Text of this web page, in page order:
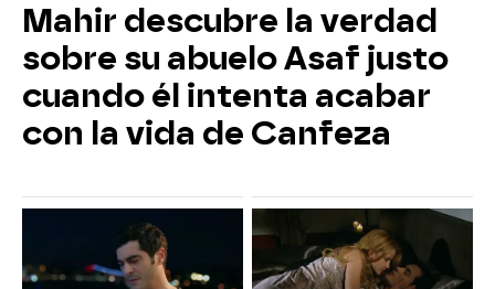
Mahir descubre la verdad
sobre su abuelo Asaf justo
cuando él intenta acabar
con la vida de Canfeza